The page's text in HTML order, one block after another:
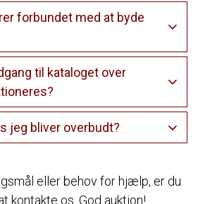
forbundet med at byde
til kataloget over
jeg bliver overbudt?
eller behov for hjælp, er du
kontakte os. God auktion!